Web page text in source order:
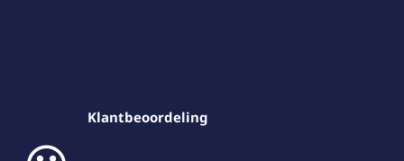
Klantbeoordeling